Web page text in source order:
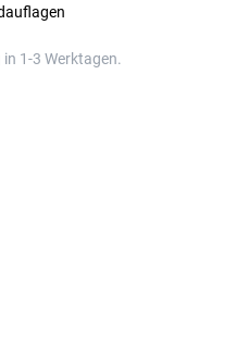
1-3 Werktagen.